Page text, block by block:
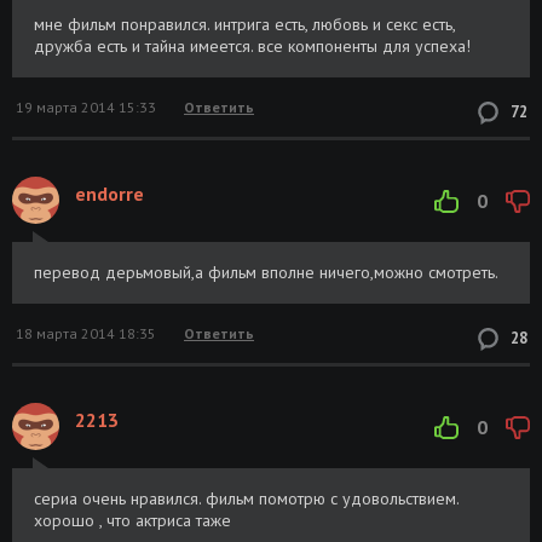
мне фильм понравился. интрига есть, любовь и секс есть,
дружба есть и тайна имеется. все компоненты для успеха!
72
19 марта 2014 15:33 Ответить
0
endorre
перевод дерьмовый,а фильм вполне ничего,можно смотреть.
28
18 марта 2014 18:35 Ответить
0
2213
сериа очень нравился. фильм помотрю с удовольствием.
хорошо , что актриса таже